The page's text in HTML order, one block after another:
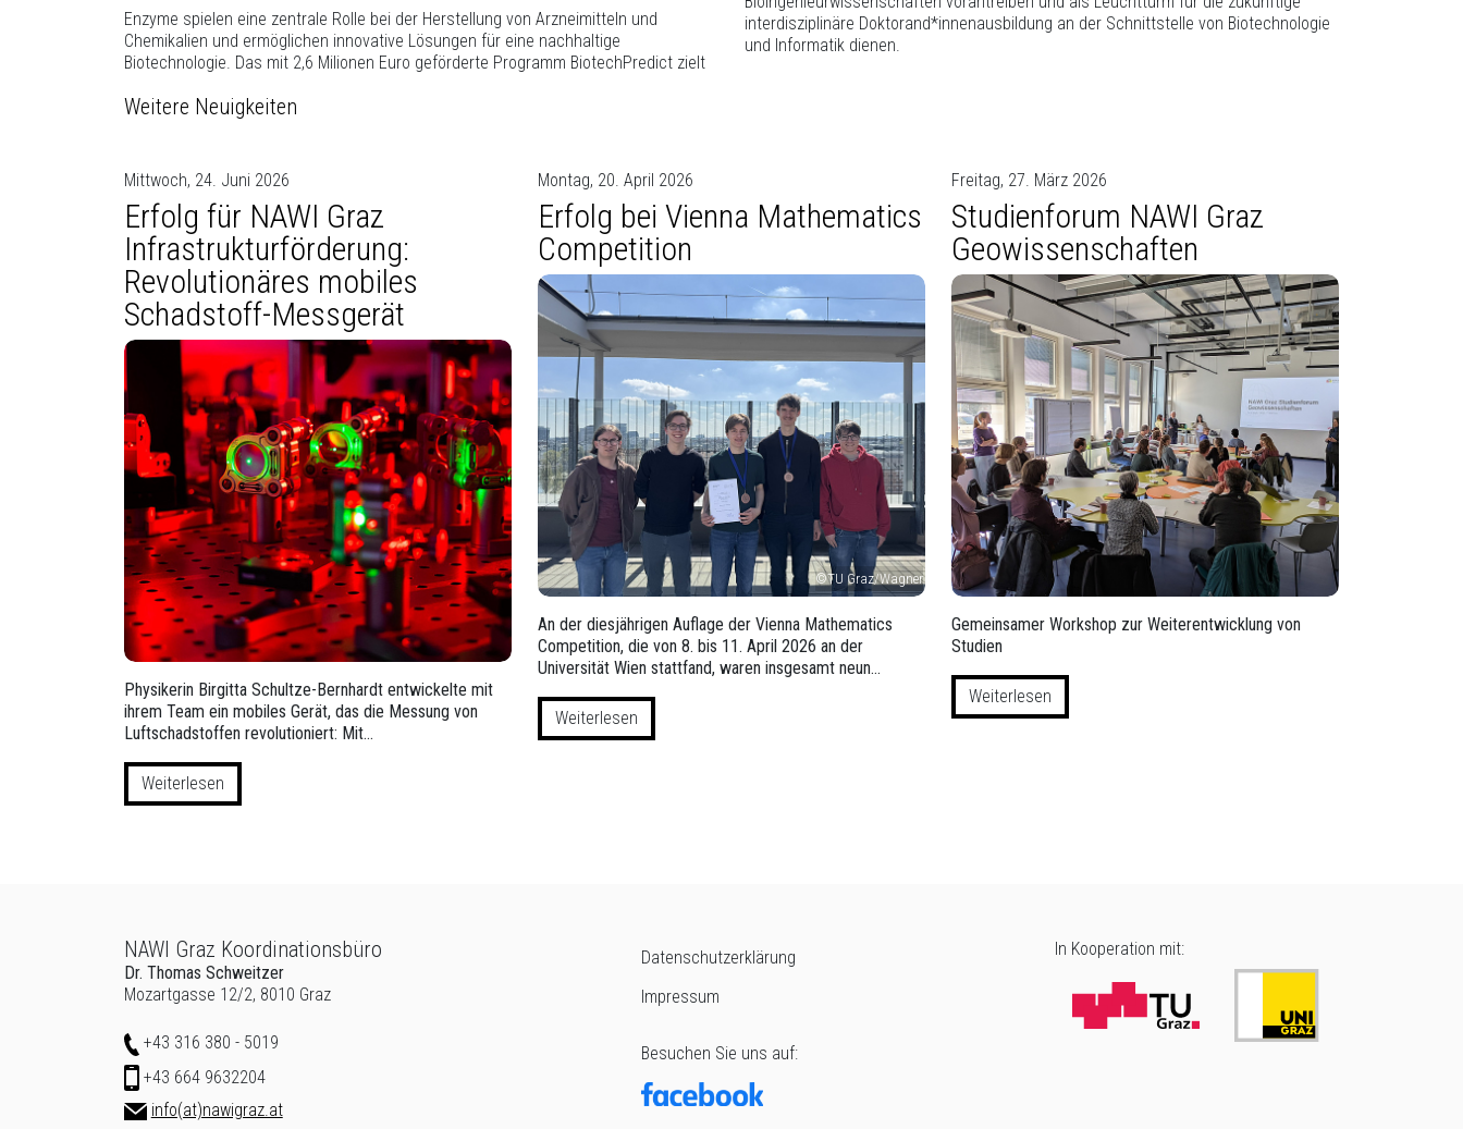
Enzyme spielen eine zentrale Rolle bei der Herstellung von Arzneimitteln und
Chemikalien und ermöglichen innovative Lösungen für eine nachhaltige
Biotechnologie. Das mit 2,6 Milionen Euro geförderte Programm BiotechPredict zielt
interdisziplinäre Doktorand*innenausbildung an der Schnittstelle von Biotechnologie
und Informatik dienen.
Weitere Neuigkeiten
Mittwoch, 24. Juni 2026
Erfolg für NAWI Graz
Infrastrukturförderung:
Revolutionäres mobiles
Schadstoff-Messgerät
Physikerin Birgitta Schultze-Bernhardt entwickelte mit
ihrem Team ein mobiles Gerät, das die Messung von
Luftschadstoffen revolutioniert: Mit…
Weiterlesen
Montag, 20. April 2026
Erfolg bei Vienna Mathematics
Competition
©TU Graz/Wagner
An der diesjährigen Auflage der Vienna Mathematics
Competition, die von 8. bis 11. April 2026 an der
Universität Wien stattfand, waren insgesamt neun…
Weiterlesen
Freitag, 27. März 2026
Studienforum NAWI Graz
Geowissenschaften
Gemeinsamer Workshop zur Weiterentwicklung von
Studien
Weiterlesen
Beginn des Seitenbereichs: Zusatzinformationen:
NAWI Graz Koordinationsbüro
Dr. Thomas Schweitzer
Mozartgasse 12/2, 8010 Graz
Telefon
+43 316 380 - 5019
Mobil+43 664 9632204
E-Mailinfo(at)nawigraz.at
Datenschutzerklärung
Impressum
Besuchen Sie uns auf:
In Kooperation mit: